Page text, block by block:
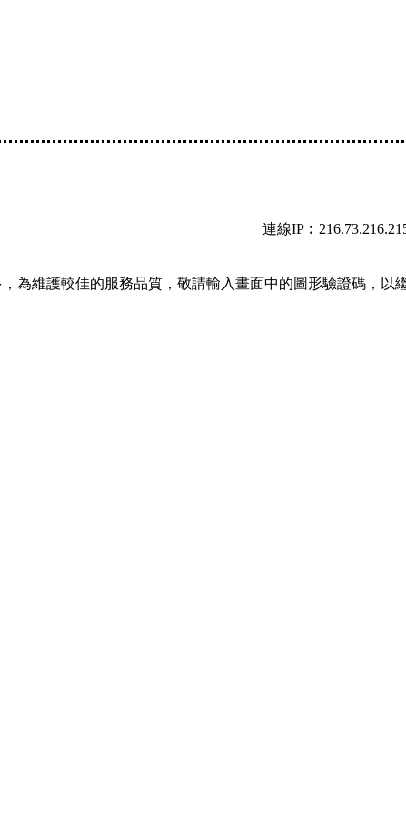
連線
為維護較佳的服務品質，敬請輸入畫面中的圖形驗證碼，以